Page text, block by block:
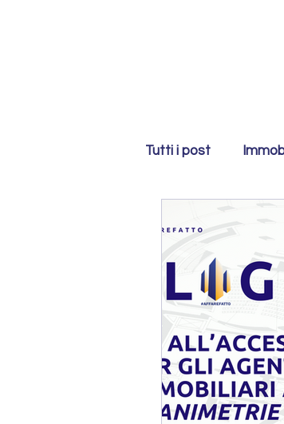
Tutti i post
Immobili In
Mercato
Consulenza